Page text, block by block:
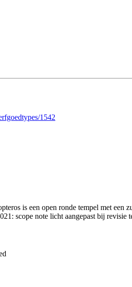
1542
is een open ronde tempel met
scope note licht aangepast bij revisie